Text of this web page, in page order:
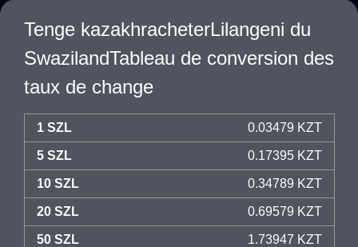
Tenge kazakhracheterLilangeni du
SwazilandTableau de conversion des
taux de change
1 SZL 0.03479 KZT
5 SZL 0.17395 KZT
10 SZL 0.34789 KZT
20 SZL 0.69579 KZT
50 SZL 1.73947 KZT